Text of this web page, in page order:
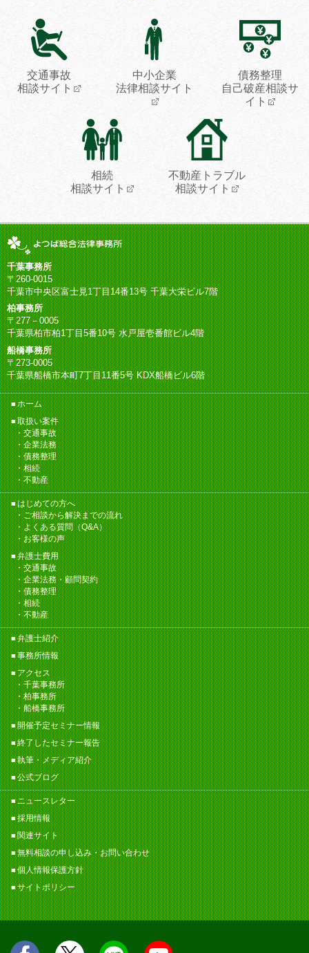
交通事故
相談サイト
中小企業
法律相談サイト
債務整理
自己破産相談サ
イト
相続
相談サイト
不動産トラブル
相談サイト
千葉事務所
〒260-0015
千葉市中央区富士見1丁目14番13号 千葉大栄ビル7階
柏事務所
〒277－0005
千葉県柏市柏1丁目5番10号 水戸屋壱番館ビル4階
船橋事務所
〒273-0005
千葉県船橋市本町7丁目11番5号 KDX船橋ビル6階
ホーム
取扱い案件
交通事故
企業法務
債務整理
相続
不動産
はじめての方へ
ご相談から解決までの流れ
よくある質問（Q&A）
お客様の声
弁護士費用
交通事故
企業法務・顧問契約
債務整理
相続
不動産
弁護士紹介
事務所情報
アクセス
千葉事務所
柏事務所
船橋事務所
開催予定セミナー情報
終了したセミナー報告
執筆・メディア紹介
公式ブログ
ニュースレター
採用情報
関連サイト
無料相談の申し込み・お問い合わせ
個人情報保護方針
サイトポリシー